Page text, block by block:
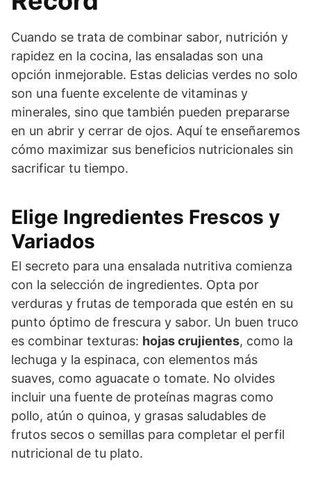
Cuando se trata de combinar sabor, nutrición y
rapidez en la cocina, las ensaladas son una
opción inmejorable. Estas delicias verdes no solo
son una fuente excelente de vitaminas y
minerales, sino que también pueden prepararse
en un abrir y cerrar de ojos. Aquí te enseñaremos
cómo maximizar sus beneficios nutricionales sin
sacrificar tu tiempo.
Elige Ingredientes Frescos y
Variados
El secreto para una ensalada nutritiva comienza
con la selección de ingredientes. Opta por
verduras y frutas de temporada que estén en su
punto óptimo de frescura y sabor. Un buen truco
es combinar texturas: hojas crujientes, como la
lechuga y la espinaca, con elementos más
suaves, como aguacate o tomate. No olvides
incluir una fuente de proteínas magras como
pollo, atún o quinoa, y grasas saludables de
frutos secos o semillas para completar el perfil
nutricional de tu plato.